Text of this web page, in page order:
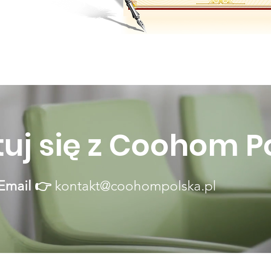
się z Coohom
👉 kontakt@coohompolska.pl